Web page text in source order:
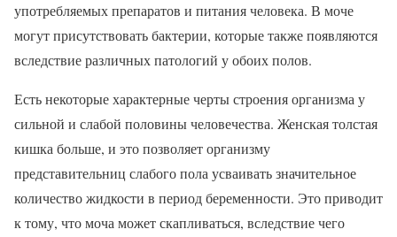
употребляемых препаратов и питания человека. В моче
могут присутствовать бактерии, которые также появляются
вследствие различных патологий у обоих полов.
Есть некоторые характерные черты строения организма у
сильной и слабой половины человечества. Женская толстая
кишка больше, и это позволяет организму
представительниц слабого пола усваивать значительное
количество жидкости в период беременности. Это приводит
к тому, что моча может скапливаться, вследствие чего